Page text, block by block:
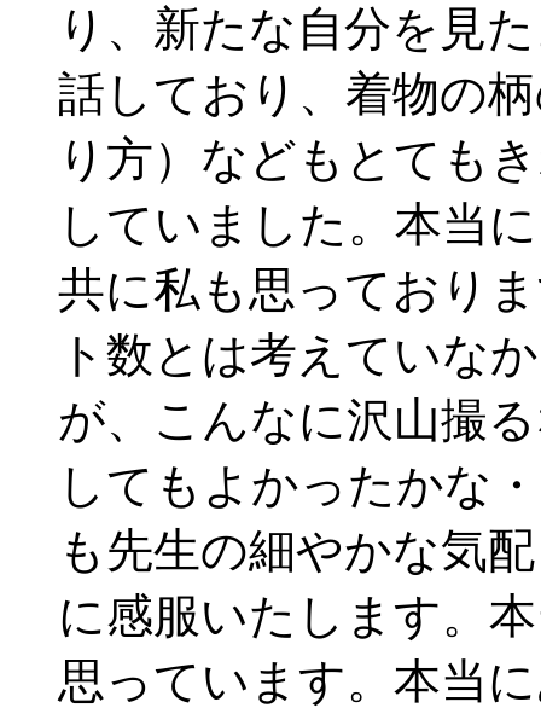
り、新たな自分を見
話しており、着物の
り方）などもとても
していました。本当
共に私も思っており
ト数とは考えていな
が、こんなに沢山撮
してもよかったかな
も先生の細やかな気
に感服いたします。
思っています。本当